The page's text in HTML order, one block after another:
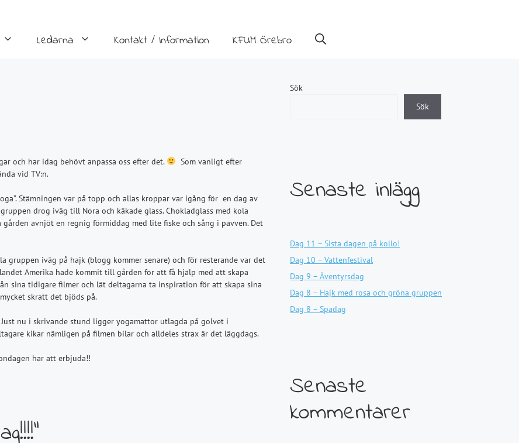
Ledarna Kontakt / Information KFUM Örebro
och har idag behövt anpassa oss efter det.
Som vanligt efter
vid TV:n.
Stämningen var på topp och allas kroppar var igång för en dag av
drog iväg till Nora och käkade glass. Chokladglass med kola
avnjöt en regnig förmiddag med lite fiske och sång i pavven. Det
iväg på hajk (blogg kommer senare) och för resterande var det
Amerika hade kommit till gården för att få hjälp med att skapa
sina tidigare filmer och lät deltagarna ta inspiration för att skapa sina
skratt det bjöds på.
nu i skrivande stund ligger yogamattor utlagda på golvet i
kikar nämligen på filmen bilar och alldeles strax är det läggdags.
har att erbjuda!!
Sök
Sök
Senaste inlägg
Dag 11 – Sista dagen på kollo!
Dag 10 – Vattenfestival
Dag 9 – Äventyrsdag
Dag 8 – Hajk med rosa och gröna gruppen
Dag 8 – Spadag
Senaste
kommentarer